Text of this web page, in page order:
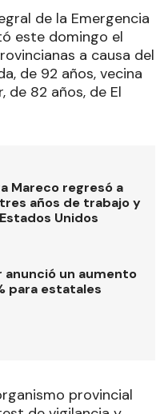
de la Emergencia
este domingo el
a causa del
de 92 años, vecina
de 82 años, de El
Mareco regresó a
años de trabajo y
Unidos
anunció un aumento
para estatales
provincial